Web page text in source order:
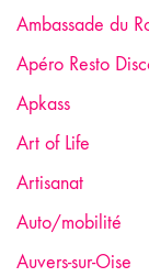
Ambassade du
Apéro Resto
Apkass
Art of Life
Artisanat
Auto/mobilité
Auvers-sur-Oise